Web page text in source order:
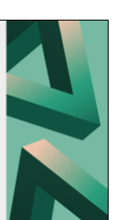
a
c
e
b
o
o
k